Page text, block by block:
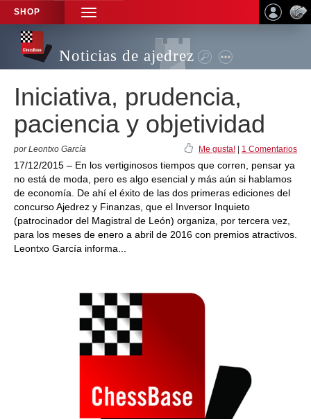
SHOP
TOGGLE
NAVIGATION
Noticias de ajedrez
Iniciativa, prudencia,
paciencia y objetividad
por Leontxo García Me gusta! 1 Comentarios
17/12/2015 – En los vertiginosos tiempos que corren, pensar ya
no está de moda, pero es algo esencial y más aún si hablamos
de economía. De ahí el éxito de las dos primeras ediciones del
concurso Ajedrez y Finanzas, que el Inversor Inquieto
(patrocinador del Magistral de León) organiza, por tercera vez,
para los meses de enero a abril de 2016 con premios atractivos.
Leontxo García informa...